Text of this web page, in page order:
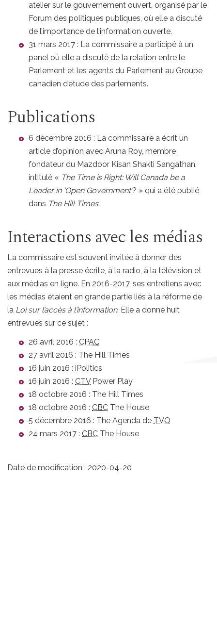
atelier sur le gouvernement ouvert, organisé par le
Forum des politiques publiques, où elle a discuté
de l’importance de l’information ouverte.
31 mars 2017 : La commissaire a participé à un
panel où elle a discuté de la relation entre le
Parlement et les agents du Parlement au Groupe
canadien d’étude des parlements.
Publications
6 décembre 2016 : La commissaire a écrit un
article d’opinion avec Aruna Roy, membre
fondateur du Mazdoor Kisan Shakti Sangathan,
intitulé « The Time is Right: Will Canada be a
Leader in ‘Open Government’? » qui a été publié
dans The Hill Times.
Interactions avec les médias
La commissaire est souvent invitée à donner des
entrevues à la presse écrite, à la radio, à la télévision et
aux médias en ligne. En 2016-2017, ses entretiens avec
les médias étaient en grande partie liés à la réforme de
la Loi sur l’accès à l’information. Elle a donné huit
entrevues sur ce sujet :
26 avril 2016 : CPAC
27 avril 2016 : The Hill Times
16 juin 2016 : iPolitics
16 juin 2016 : CTVPower Play
18 octobre 2016 : The Hill Times
18 octobre 2016 : CBC The House
5 décembre 2016 : The Agenda de TVO
24 mars 2017 : CBC The House
Date de modification : 2020-04-20